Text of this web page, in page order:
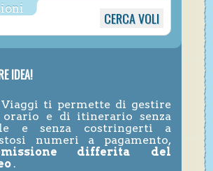
IDEA!
ti permette di gestire
e di itinerario senza
e senza costringerti a
numeri a pagamento,
differita del
.